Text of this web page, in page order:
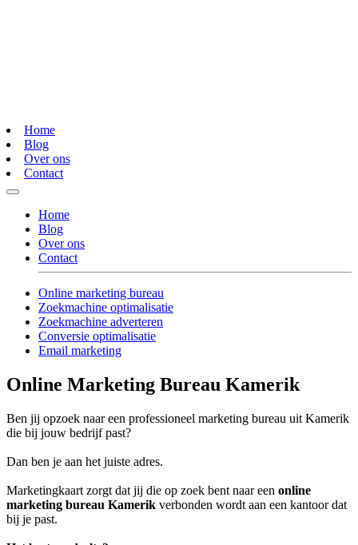
Home
Blog
Over ons
Contact
Home
Blog
Over ons
Contact
Online marketing bureau
Zoekmachine optimalisatie
Zoekmachine adverteren
Conversie optimalisatie
Email marketing
Online Marketing Bureau Kamerik
Ben jij opzoek naar een professioneel marketing bureau uit Kamerik
die bij jouw bedrijf past?
Dan ben je aan het juiste adres.
Marketingkaart zorgt dat jij die op zoek bent naar een online
marketing bureau Kamerik verbonden wordt aan een kantoor dat
bij je past.